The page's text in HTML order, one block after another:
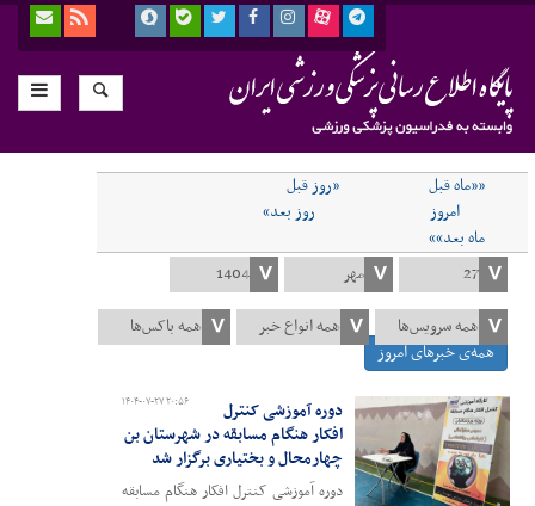
««ماه قبل
«روز قبل
امروز
روز بعد»
ماه بعد»»
همه‌ی خبرهای امروز
۱۴۰۴-۰۷-۲۷ ۲۰:۵۶
دوره آموزشی کنترل
افکار هنگام مسابقه در شهرستان بن
چهارمحال و بختیاری برگزار شد
دوره آموزشی کنترل افکار هنگام مسابقه